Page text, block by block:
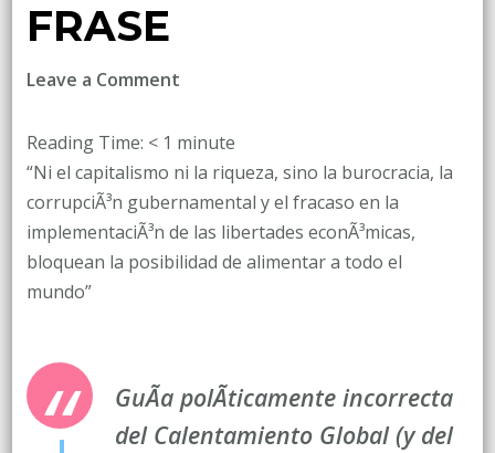
FRASE
Leave a Commenton
Reading Time: < 1 minute
“Ni el capitalismo ni la riqueza, sino la burocracia, la
corrupciÃ³n gubernamental y el fracaso en la
implementaciÃ³n de las libertades econÃ³micas,
bloquean la posibilidad de alimentar a todo el
mundo”
GuÃ­a polÃ­ticamente incorrecta
del Calentamiento Global (y del